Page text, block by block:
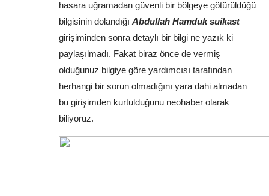
hasara uğramadan güvenli bir bölgeye götürüldüğü
bilgisinin dolandığı
Abdullah Hamduk suikast
girişiminden sonra detaylı bir bilgi ne yazık ki
paylaşılmadı. Fakat biraz önce de vermiş
olduğunuz bilgiye göre yardımcısı tarafından
herhangi bir sorun olmadığını yara dahi almadan
bu girişimden kurtulduğunu neohaber olarak
biliyoruz.